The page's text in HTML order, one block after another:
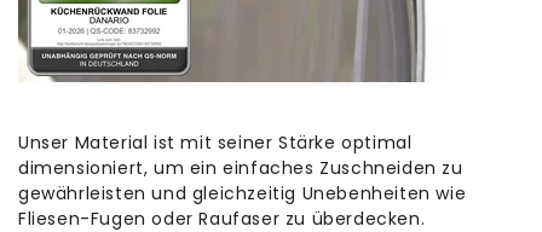
Unser Material ist mit seiner Stärke optimal
dimensioniert, um ein einfaches Zuschneiden zu
gewährleisten und gleichzeitig Unebenheiten wie
Fliesen-Fugen oder Raufaser zu überdecken.